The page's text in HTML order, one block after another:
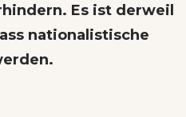
Es ist derweil
nationalistische